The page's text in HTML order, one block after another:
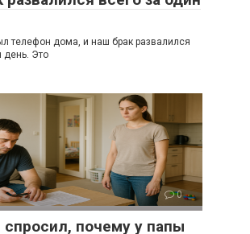
телефон дома, и наш брак развалился
день. Это
0
почему у папы